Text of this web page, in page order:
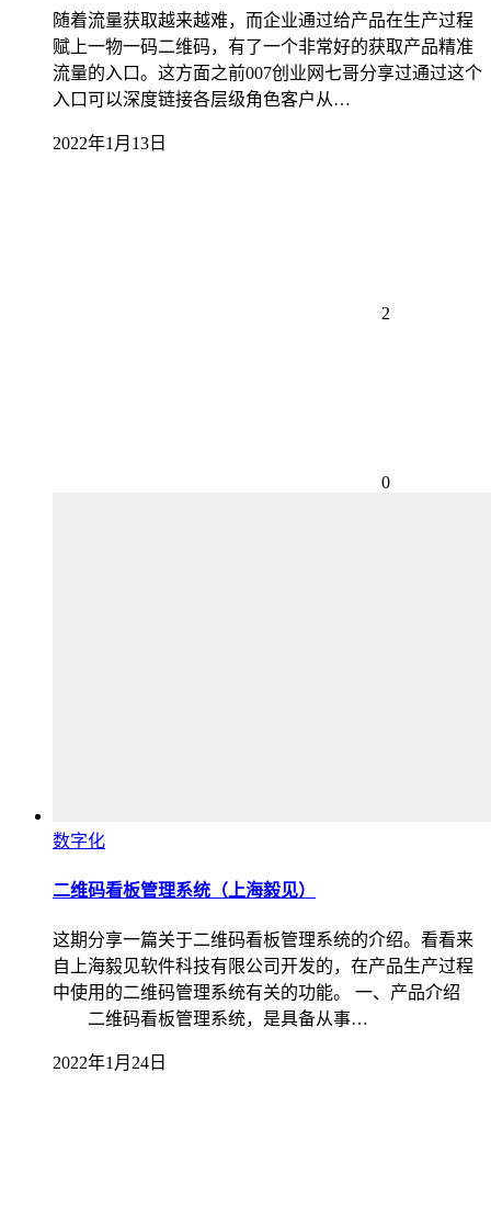
随着流量获取越来越难，而企业通过给产品在生产过程
赋上一物一码二维码，有了一个非常好的获取产品精准
流量的入口。这方面之前007创业网七哥分享过通过这个
入口可以深度链接各层级角色客户从…
2022年1月13日
2
0
数字化
二维码看板管理系统（上海毅见）
这期分享一篇关于二维码看板管理系统的介绍。看看来
自上海毅见软件科技有限公司开发的，在产品生产过程
中使用的二维码管理系统有关的功能。 一、产品介绍
二维码看板管理系统，是具备从事…
2022年1月24日